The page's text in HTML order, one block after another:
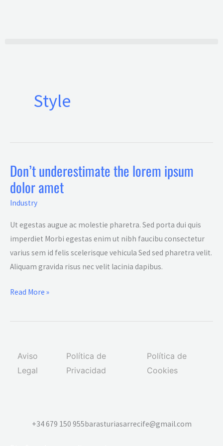
Style
Don’t underestimate the lorem ipsum
dolor amet
Industry
Ut egestas augue ac molestie pharetra. Sed porta dui quis
imperdiet Morbi egestas enim ut nibh faucibu consectetur
varius sem id felis scelerisque vehicula Sed sed pharetra velit.
Aliquam gravida risus nec velit lacinia dapibus.
Don’t
underestimate
the
ipsum
dolor
amet
Read More »
Aviso
Legal
Política de
Privacidad
Política de
Cookies
+34 679 150 955barasturiasarrecife@gmail.com